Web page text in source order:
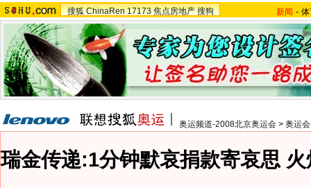
搜狐 ChinaRen 17173 焦点房地产 搜狗 新闻 -
奥运频道-2008北京奥运会 > 奥运
瑞金传递:1分钟默哀捐款寄哀思